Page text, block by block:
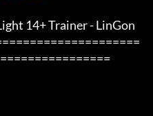
14+ Trainer - LinGon